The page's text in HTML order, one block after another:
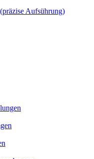
Aufsührung)